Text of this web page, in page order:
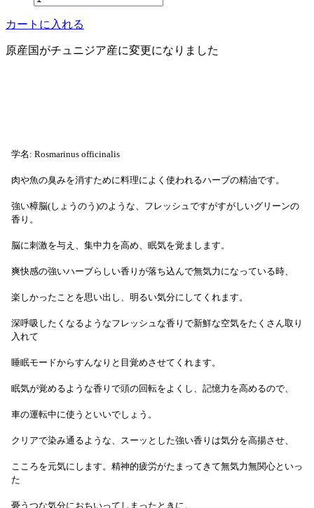
カートに入れる
原産国がチュニジア産に変更になりました
学名: Rosmarinus officinalis
肉や魚の臭みを消すために料理によく使われるハーブの精油です。
強い樟脳(しょうのう)のような、フレッシュですがすがしいグリーンの
香り。
脳に刺激を与え、集中力を高め、眠気を覚まします。
爽快感の強いハーブらしい香りが落ち込んで無気力になっている時、
楽しかったことを思い出し、明るい気分にしてくれます。
深呼吸したくなるようなフレッシュな香りで新鮮な空気をたくさん取り
入れて
睡眠モードからすんなりと目覚めさせてくれます。
眠気が覚めるような香りで頭の回転をよくし、記憶力を高めるので、
車の運転中に使うといいでしょう。
クリアで染み通るような、スーッとした強い香りは気分を高揚させ、
こころを元気にします。精神的疲労がたまってきて無気力無関心といっ
た
憂うつな気分におちいってしまったときに。